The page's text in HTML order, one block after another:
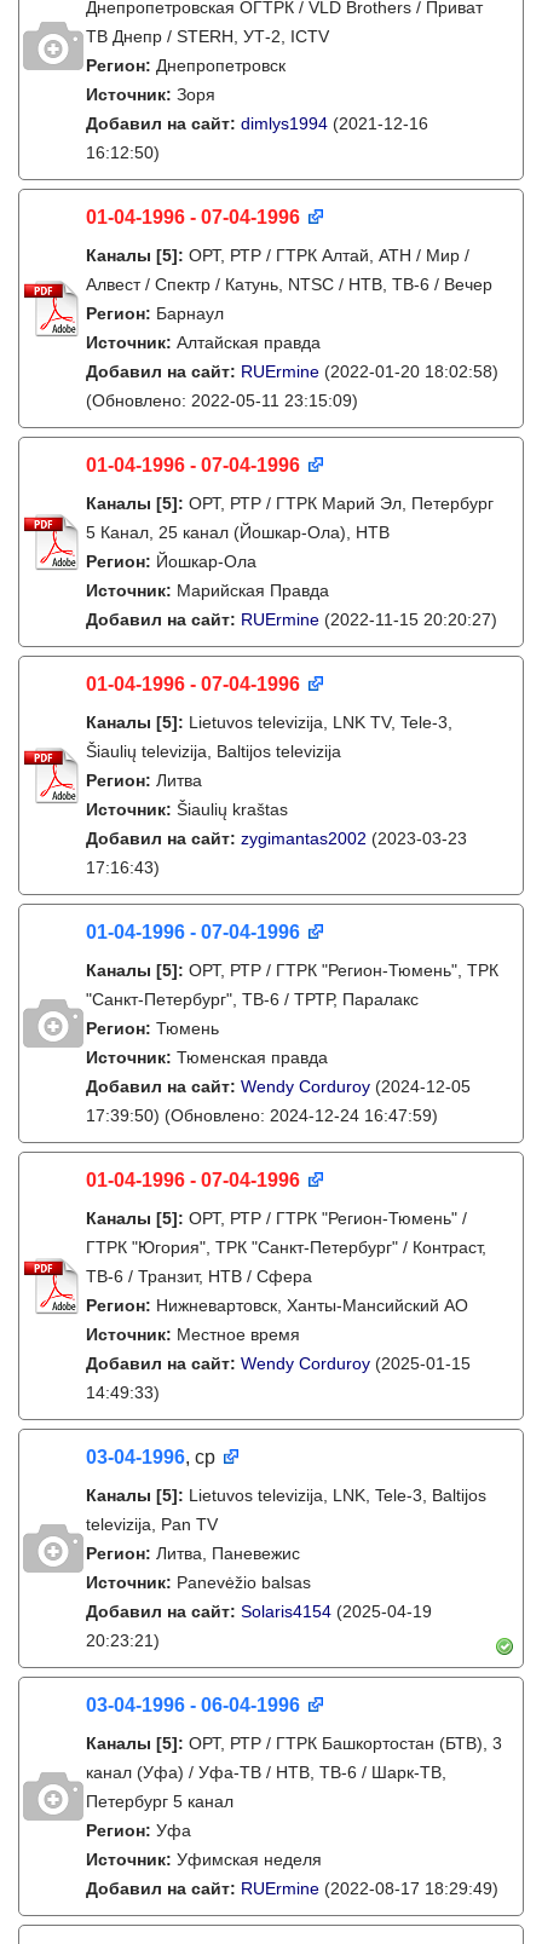
Днепропетровская ОГТРК / VLD Brothers / Приват
ТВ Днепр / STERH, УТ-2, ICTV
Регион: Днепропетровск
Источник: Зоря
Добавил на сайт: dimlys1994 (2021-12-16
16:12:50)
01-04-1996 - 07-04-1996
Каналы [5]: ОРТ, РТР / ГТРК Алтай, АТН / Мир /
Алвест / Спектр / Катунь, NTSC / НТВ, ТВ-6 / Вечер
Регион: Барнаул
Источник: Алтайская правда
Добавил на сайт: RUErmine (2022-01-20 18:02:58)
(Обновлено: 2022-05-11 23:15:09)
01-04-1996 - 07-04-1996
Каналы [5]: ОРТ, РТР / ГТРК Марий Эл, Петербург
5 Канал, 25 канал (Йошкар-Ола), НТВ
Регион: Йошкар-Ола
Источник: Марийская Правда
Добавил на сайт: RUErmine (2022-11-15 20:20:27)
01-04-1996 - 07-04-1996
Каналы [5]: Lietuvos televizija, LNK TV, Tele-3,
Šiaulių televizija, Baltijos televizija
Регион: Литва
Источник: Šiaulių kraštas
Добавил на сайт: zygimantas2002 (2023-03-23
17:16:43)
01-04-1996 - 07-04-1996
Каналы [5]: ОРТ, РТР / ГТРК "Регион-Тюмень", ТРК
"Санкт-Петербург", ТВ-6 / ТРТР, Паралакс
Регион: Тюмень
Источник: Тюменская правда
Добавил на сайт: Wendy Corduroy (2024-12-05
17:39:50) (Обновлено: 2024-12-24 16:47:59)
01-04-1996 - 07-04-1996
Каналы [5]: ОРТ, РТР / ГТРК "Регион-Тюмень" /
ГТРК "Югория", ТРК "Санкт-Петербург" / Контраст,
ТВ-6 / Транзит, НТВ / Сфера
Регион: Нижневартовск, Ханты-Мансийский АО
Источник: Местное время
Добавил на сайт: Wendy Corduroy (2025-01-15
14:49:33)
03-04-1996, ср
Каналы [5]: Lietuvos televizija, LNK, Tele-3, Baltijos
televizija, Pan TV
Регион: Литва, Паневежис
Источник: Panevėžio balsas
Добавил на сайт: Solaris4154 (2025-04-19
20:23:21)
03-04-1996 - 06-04-1996
Каналы [5]: ОРТ, РТР / ГТРК Башкортостан (БТВ), 3
канал (Уфа) / Уфа-ТВ / НТВ, ТВ-6 / Шарк-ТВ,
Петербург 5 канал
Регион: Уфа
Источник: Уфимская неделя
Добавил на сайт: RUErmine (2022-08-17 18:29:49)